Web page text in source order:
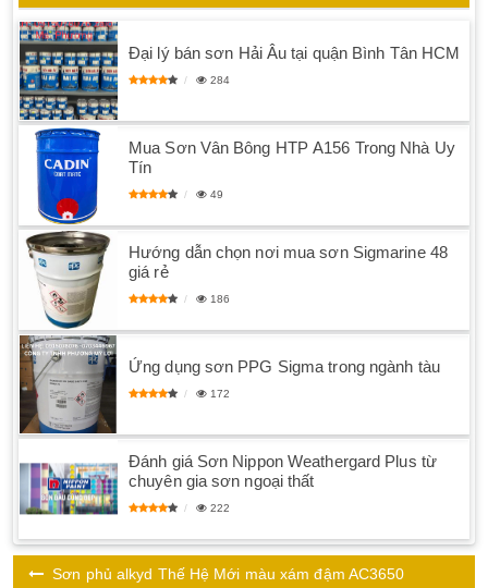
Đại lý bán sơn Hải Âu tại quận Bình Tân HCM
284
Mua Sơn Vân Bông HTP A156 Trong Nhà Uy
Tín
49
Hướng dẫn chọn nơi mua sơn Sigmarine 48
giá rẻ
186
Ứng dụng sơn PPG Sigma trong ngành tàu
172
Đánh giá Sơn Nippon Weathergard Plus từ
chuyên gia sơn ngoại thất
222
Sơn phủ alkyd Thế Hệ Mới màu xám đậm AC3650